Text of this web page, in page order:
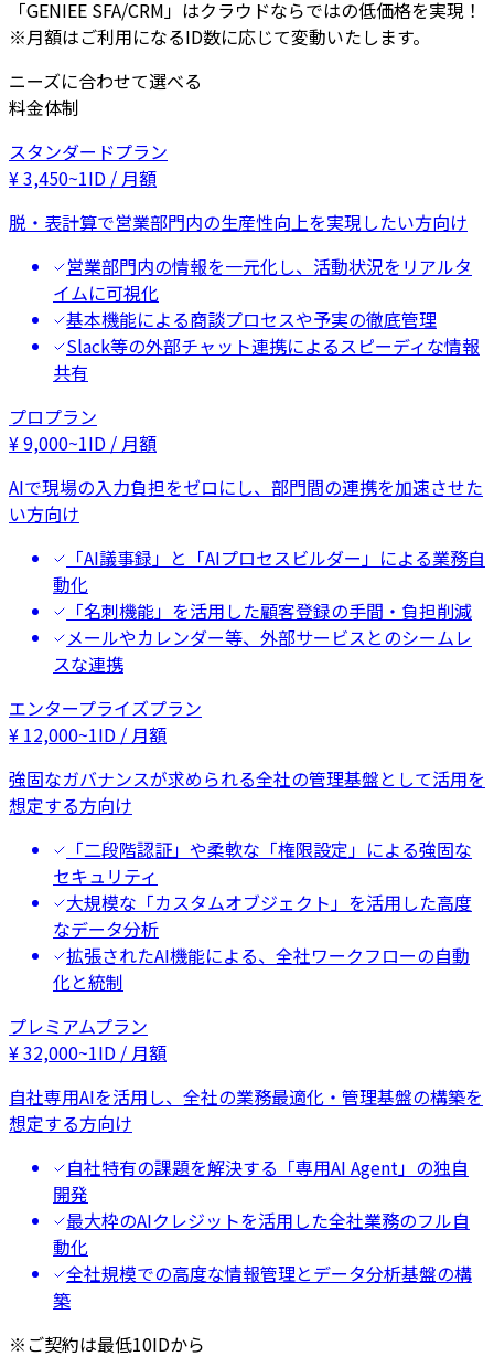
「GENIEE SFA/CRM」はクラウドならではの低価格を実現！
※月額はご利用になるID数に応じて変動いたします。
ニーズに合わせて選べる
料金体制
スタンダードプラン
¥3,450~1ID / 月額
脱・表計算で営業部門内の生産性向上を実現したい方向け
営業部門内の情報を一元化し、活動状況をリアルタ
イムに可視化
基本機能による商談プロセスや予実の徹底管理
Slack等の外部チャット連携によるスピーディな情報
共有
プロプラン
¥9,000~1ID / 月額
AIで現場の入力負担をゼロにし、部門間の連携を加速させた
い方向け
「AI議事録」と「AIプロセスビルダー」による業務自
動化
「名刺機能」を活用した顧客登録の手間・負担削減
メールやカレンダー等、外部サービスとのシームレ
スな連携
エンタープライズプラン
¥ 12,000~1ID / 月額
強固なガバナンスが求められる全社の管理基盤として活用を
想定する方向け
「二段階認証」や柔軟な「権限設定」による強固な
セキュリティ
大規模な「カスタムオブジェクト」を活用した高度
なデータ分析
拡張されたAI機能による、全社ワークフローの自動
化と統制
プレミアムプラン
¥32,000~1ID / 月額
自社専用AIを活用し、全社の業務最適化・管理基盤の構築を
想定する方向け
自社特有の課題を解決する「専用AI Agent」の独自
開発
最大枠のAIクレジットを活用した全社業務のフル自
動化
全社規模での高度な情報管理とデータ分析基盤の構
築
※ご契約は最低10IDから